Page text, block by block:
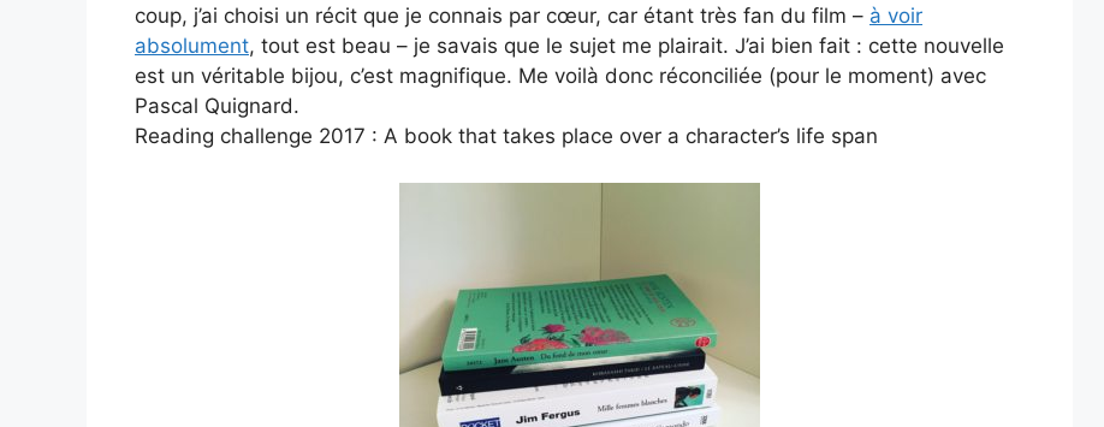
coup, j’ai choisi un récit que je connais par cœur, car étant très fan du film – à voir
absolument, tout est beau – je savais que le sujet me plairait. J’ai bien fait : cette nouvelle
est un véritable bijou, c’est magnifique. Me voilà donc réconciliée (pour le moment) avec
Pascal Quignard.
Reading challenge 2017 : A book that takes place over a character’s life span